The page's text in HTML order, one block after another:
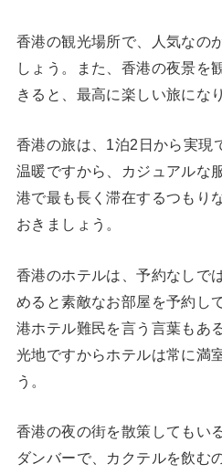
香港の観光場所で、人気なの
しょう。また、香港の夜景を
きると、最高に楽しい旅にな
香港の旅は、1泊2日から実現
温暖ですから、カジュアルな
港で最も長く滞在するつもり
おきましょう。
香港のホテルは、予約なしで
めると素敵なお部屋を予約し
港ホテル難民を言う言葉もあ
光地ですからホテルは常に満
う。
香港の夜の街を散策してもい
ダンバーで、カクテルを飲む